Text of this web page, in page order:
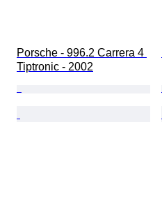
Porsche - 996.2 Carrera 4
Tiptronic - 2002